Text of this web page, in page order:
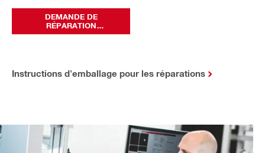
DEMANDE DE
RÉPARATION
EN LIGNE
Instructions d'emballage pour les réparations